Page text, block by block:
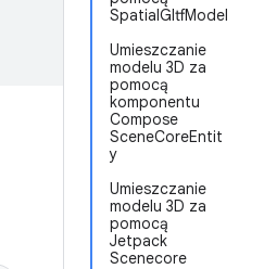
SpatialGltfModel
Umieszczanie
modelu 3D za
pomocą
komponentu
Compose
SceneCoreEntit
y
Umieszczanie
modelu 3D za
pomocą
Jetpack
Scenecore